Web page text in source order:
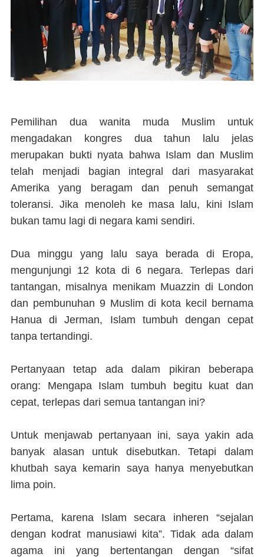
Pemilihan dua wanita muda Muslim untuk
mengadakan kongres dua tahun lalu jelas
merupakan bukti nyata bahwa Islam dan Muslim
telah menjadi bagian integral dari masyarakat
Amerika yang beragam dan penuh semangat
toleransi. Jika menoleh ke masa lalu, kini Islam
bukan tamu lagi di negara kami sendiri.
Dua minggu yang lalu saya berada di Eropa,
mengunjungi 12 kota di 6 negara. Terlepas dari
tantangan, misalnya menikam Muazzin di London
dan pembunuhan 9 Muslim di kota kecil bernama
Hanua di Jerman, Islam tumbuh dengan cepat
tanpa tertandingi.
Pertanyaan tetap ada dalam pikiran beberapa
orang: Mengapa Islam tumbuh begitu kuat dan
cepat, terlepas dari semua tantangan ini?
Untuk menjawab pertanyaan ini, saya yakin ada
banyak alasan untuk disebutkan. Tetapi dalam
khutbah saya kemarin saya hanya menyebutkan
lima poin.
Pertama, karena Islam secara inheren “sejalan
dengan kodrat manusiawi kita”. Tidak ada dalam
agama ini yang bertentangan dengan “sifat